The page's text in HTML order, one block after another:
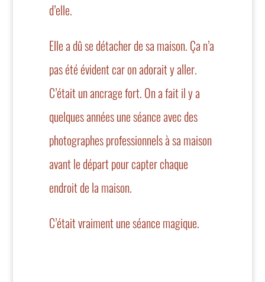
d’elle.
Elle a dû se détacher de sa maison. Ça n’a
pas été évident car on adorait y aller.
C’était un ancrage fort. On a fait il y a
quelques années une séance avec des
photographes professionnels à sa maison
avant le départ pour capter chaque
endroit de la maison.
C’était vraiment une séance magique.